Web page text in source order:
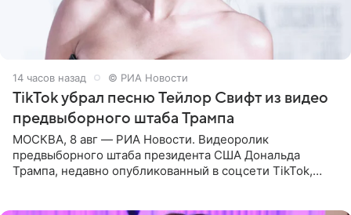
14 часов назад © РИА Новости
TikTok убрал песню Тейлор Свифт из видео
предвыборного штаба Трампа
МОСКВА, 8 авг — РИА Новости. Видеоролик
предвыборного штаба президента США Дональда
Трампа, недавно опубликованный в соцсети TikTok,